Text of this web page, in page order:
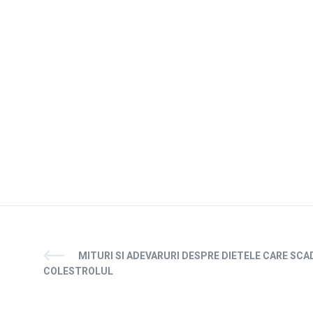
MITURI SI ADEVARURI DESPRE DIETELE CARE
COLESTROLUL